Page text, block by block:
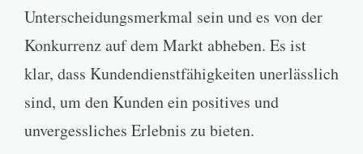
Unterscheidungsmerkmal sein und es von der
Konkurrenz auf dem Markt abheben. Es ist
klar, dass Kundendienstfähigkeiten unerlässlich
sind, um den Kunden ein positives und
unvergessliches Erlebnis zu bieten.